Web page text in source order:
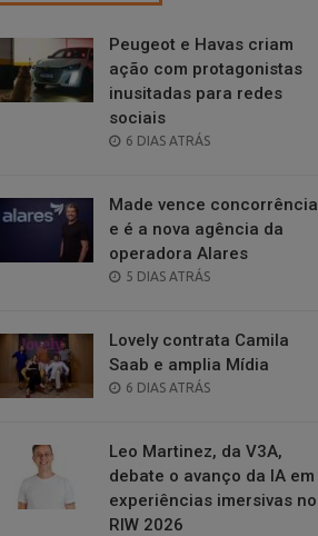
Peugeot e Havas criam
ação com protagonistas
inusitadas para redes
sociais
POSTED
6 DIAS ATRÁS
Made vence concorrência
e é a nova agência da
operadora Alares
POSTED
5 DIAS ATRÁS
Lovely contrata Camila
Saab e amplia Mídia
POSTED
6 DIAS ATRÁS
Leo Martinez, da V3A,
debate o avanço da IA em
experiências imersivas no
RIW 2026